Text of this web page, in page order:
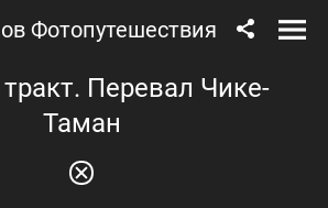
Фотопутешествия
Перевал Чике-
Таман